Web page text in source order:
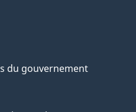
du gouvernement